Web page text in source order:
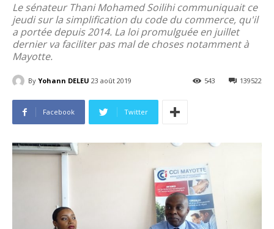
Le sénateur Thani Mohamed Soilihi communiquait ce
jeudi sur la simplification du code du commerce, qu'il
a portée depuis 2014. La loi promulguée en juillet
dernier va faciliter pas mal de choses notamment à
Mayotte.
By Yohann DELEU 23 août 2019 139522
543
Facebook Twitter